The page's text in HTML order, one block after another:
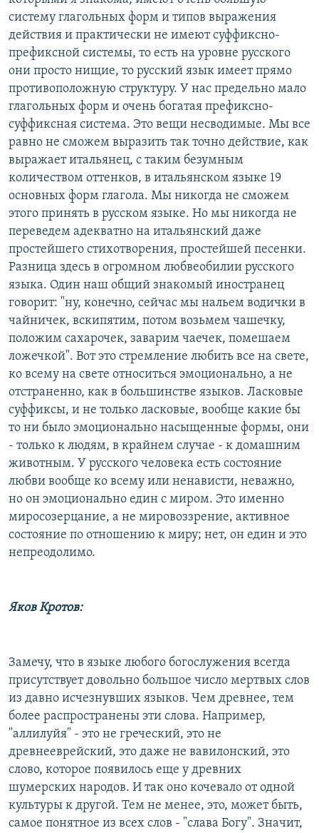
систему глагольных форм и типов выражения
действия и практически не имеют суффиксно-
префиксной системы, то есть на уровне русского
они просто нищие, то русский язык имеет прямо
противоположную структуру. У нас предельно мало
глагольных форм и очень богатая префиксно-
суффиксная система. Это вещи несводимые. Мы все
равно не сможем выразить так точно действие, как
выражает итальянец, с таким безумным
количеством оттенков, в итальянском языке 19
основных форм глагола. Мы никогда не сможем
этого принять в русском языке. Но мы никогда не
переведем адекватно на итальянский даже
простейшего стихотворения, простейшей песенки.
Разница здесь в огромном любвеобилии русского
языка. Один наш общий знакомый иностранец
говорит: "ну, конечно, сейчас мы нальем водички в
чайничек, вскипятим, потом возьмем чашечку,
положим сахарочек, заварим чаечек, помешаем
ложечкой". Вот это стремление любить все на свете,
ко всему на свете относиться эмоционально, а не
отстраненно, как в большинстве языков. Ласковые
суффиксы, и не только ласковые, вообще какие бы
то ни было эмоционально насыщенные формы, они
- только к людям, в крайнем случае - к домашним
животным. У русского человека есть состояние
любви вообще ко всему или ненависти, неважно,
но он эмоционально един с миром. Это именно
миросозерцание, а не мировоззрение, активное
состояние по отношению к миру; нет, он един и это
непреодолимо.
Яков Кротов:
Замечу, что в языке любого богослужения всегда
присутствует довольно большое число мертвых слов
из давно исчезнувших языков. Чем древнее, тем
более распространены эти слова. Например,
"аллилуйя" - это не греческий, это не
древнееврейский, это даже не вавилонский, это
слово, которое появилось еще у древних
шумерских народов. И так оно кочевало от одной
культуры к другой. Тем не менее, это, может быть,
самое понятное из всех слов - "слава Богу". Значит,